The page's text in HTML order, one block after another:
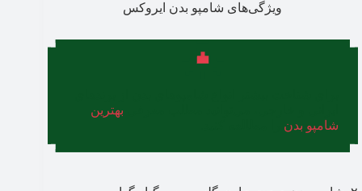
ویژگی‌های شامپو بدن ایروکس
بهترین
شامپو بدن